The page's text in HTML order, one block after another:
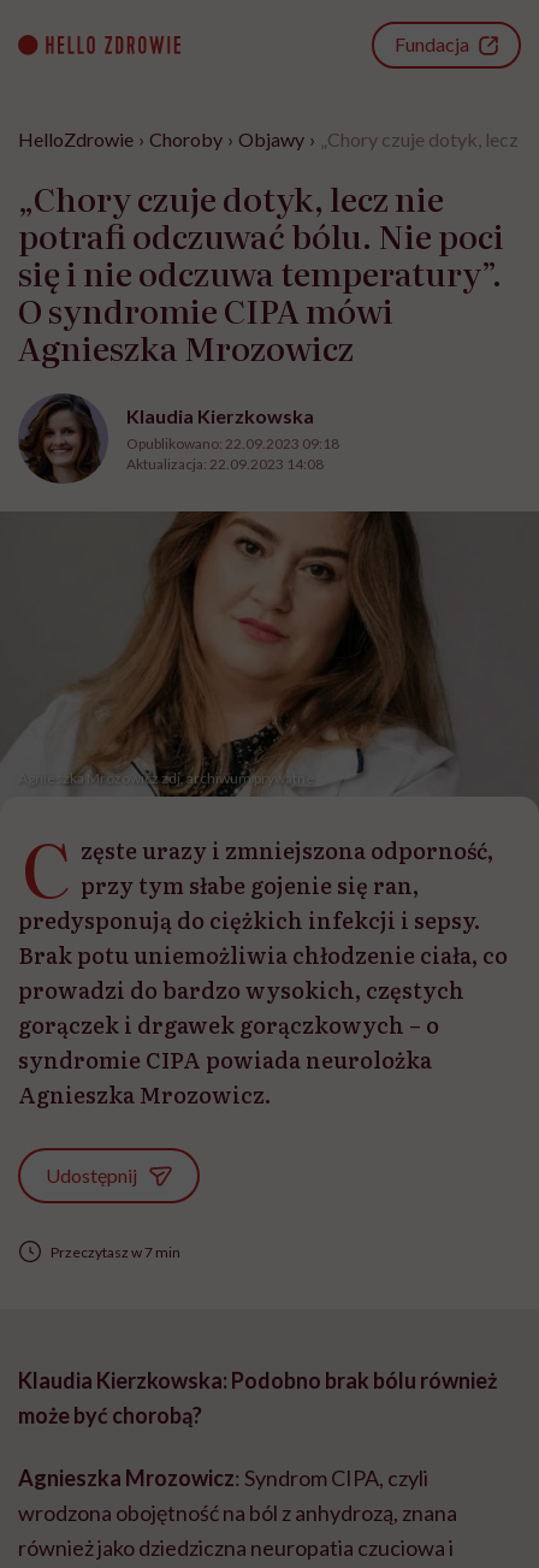
content
Fundacja
HelloZdrowie › Choroby › Objawy › „Chory czuje dotyk, lecz
„Chory czuje dotyk, lecz nie
potrafi odczuwać bólu. Nie poci
się i nie odczuwa temperatury”.
O syndromie CIPA mówi
Agnieszka Mrozowicz
Klaudia Kierzkowska
Opublikowano: 22.09.2023 09:18
Aktualizacja: 22.09.2023 14:08
Agnieszka Mrozowicz zdj. archiwum prywatne
C zęste urazy i zmniejszona odporność,
przy tym słabe gojenie się ran,
predysponują do ciężkich infekcji i sepsy.
Brak potu uniemożliwia chłodzenie ciała, co
prowadzi do bardzo wysokich, częstych
gorączek i drgawek gorączkowych – o
syndromie CIPA powiada neurolożka
Agnieszka Mrozowicz.
Udostępnij
Przeczytasz w 7 min
Klaudia Kierzkowska: Podobno brak bólu również
może być chorobą?
Agnieszka Mrozowicz: Syndrom CIPA, czyli
wrodzona obojętność na ból z anhydrozą, znana
również jako dziedziczna neuropatia czuciowa i